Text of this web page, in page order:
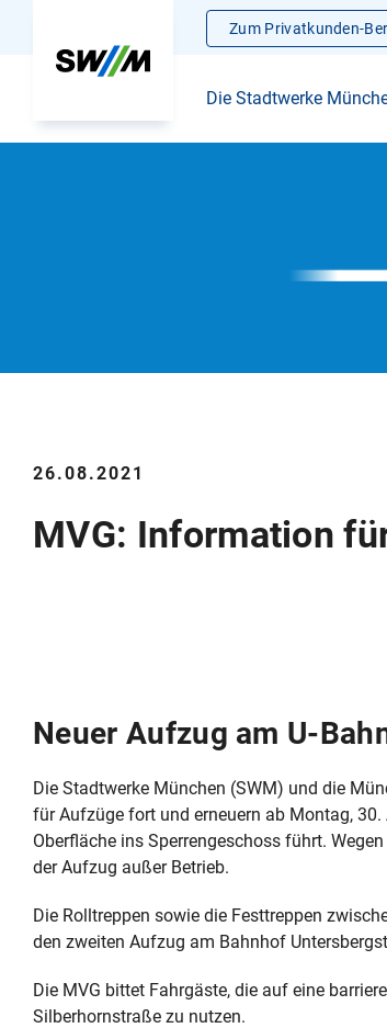
Zum Privatkunden-
Die Stadtwerke
26.08.2021
MVG: Information
Neuer Aufzug am U-
Die Stadtwerke München (SWM) und die
für Aufzüge fort und erneuern ab Montag,
Oberfläche ins Sperrengeschoss führt.
der Aufzug außer Betrieb.
Die Rolltreppen sowie die Festtreppen
den zweiten Aufzug am Bahnhof
Die MVG bittet Fahrgäste, die auf eine
Silberhornstraße zu nutzen.